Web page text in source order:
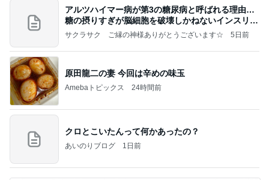
アルツハイマー病が第3の糖尿病と呼ばれる理由…
糖の摂りすぎが脳細胞を破壊しかねないインスリン
の恐
サクラサク ご縁の神様ありがとうございます☆ 5日前
原田龍二の妻 今回は辛めの味玉
Amebaトピックス 24時間前
クロとこいたんって何かあったの？
あいのりブログ 1日前